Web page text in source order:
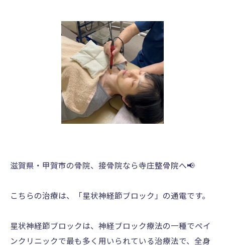
滋賀県・甲賀市の骨院、接骨院なら寺庄整骨院へ📢
こちらの治療は、「星状神経節ブロック」の通電です。
星状神経節ブロックは、神経ブロック療法の一種でペイ
ンクリニックで最も多く用いられている治療法で、全身